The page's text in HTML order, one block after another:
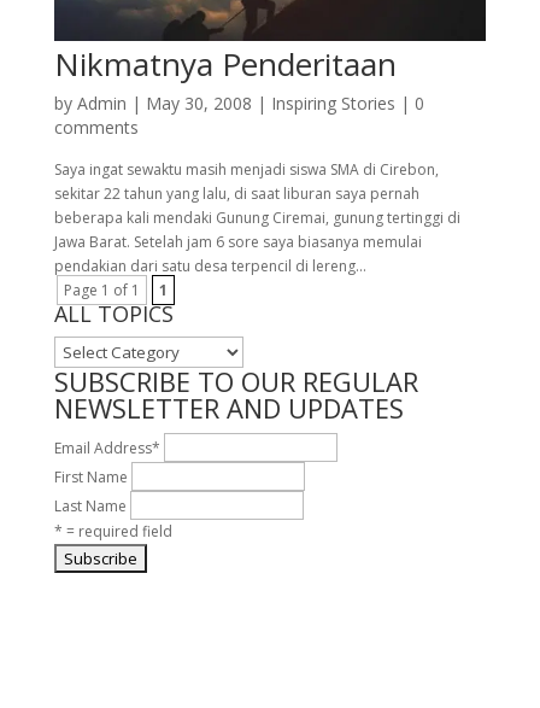
Nikmatnya Penderitaan
by Admin | May 30, 2008 | Inspiring Stories | 0
comments
Saya ingat sewaktu masih menjadi siswa SMA di Cirebon,
sekitar 22 tahun yang lalu, di saat liburan saya pernah
beberapa kali mendaki Gunung Ciremai, gunung tertinggi di
Jawa Barat. Setelah jam 6 sore saya biasanya memulai
pendakian dari satu desa terpencil di lereng...
Page 1 of 1
1
ALL TOPICS
ALL
TOPICS
SUBSCRIBE TO OUR REGULAR
NEWSLETTER AND UPDATES
Email Address*
First Name
Last Name
* = required field